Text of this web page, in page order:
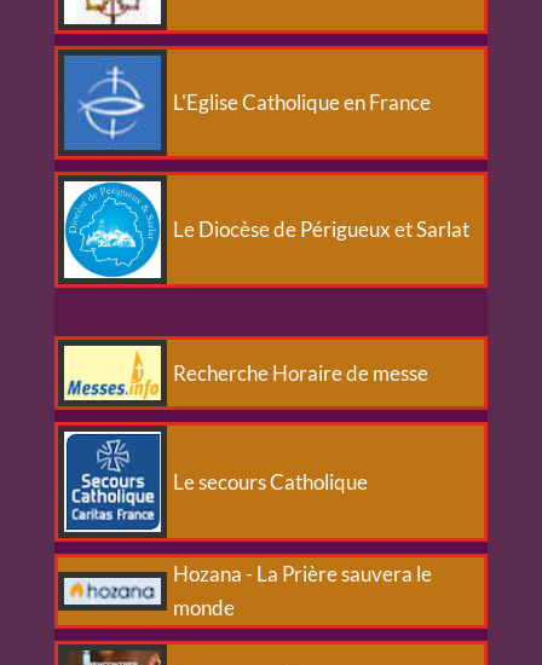
L'Eglise Catholique en France
Le Diocèse de Périgueux et Sarlat
Recherche Horaire de messe
Le secours Catholique
Hozana - La Prière sauvera le
monde